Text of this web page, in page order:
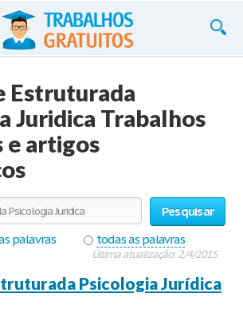
Estruturada
Juridica Trabalhos
e artigos
Pesquisar
palavras
todas as palavras
Última atualização: 2/4/2015
Psicologia Jurídica